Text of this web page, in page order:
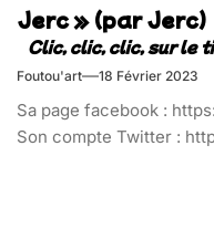
Jerc » (par Jerc)
Foutou'art 18 Février 2023
Sa page facebook :
Son compte Twitter :